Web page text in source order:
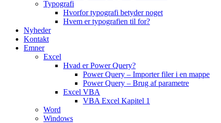
Typografi
Hvorfor typografi betyder noget
Hvem er typografien til for?
Nyheder
Kontakt
Emner
Excel
Hvad er Power Query?
Power Query – Importer filer i en mappe
Power Query – Brug af parametre
Excel VBA
VBA Excel Kapitel 1
Word
Windows